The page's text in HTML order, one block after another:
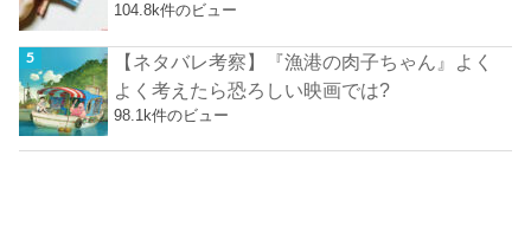
104.8k件のビュー
【ネタバレ考察】『漁港の肉子ちゃん』よく
よく考えたら恐ろしい映画では?
98.1k件のビュー